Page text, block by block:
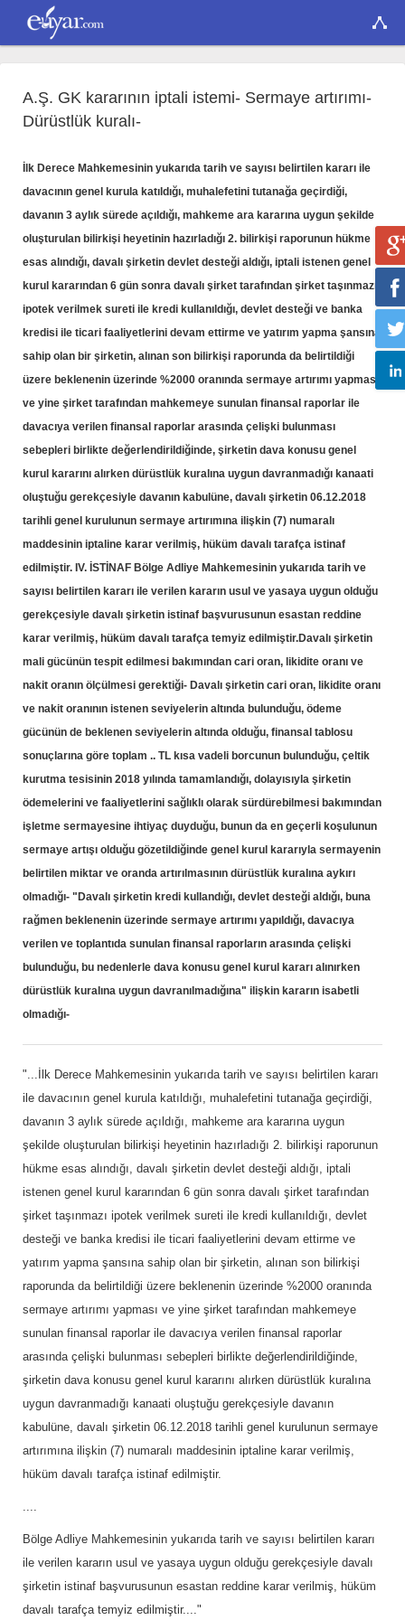
A.Ş. GK kararının iptali istemi- Sermaye artırımı-
Dürüstlük kuralı-
İlk Derece Mahkemesinin yukarıda tarih ve sayısı belirtilen kararı ile
davacının genel kurula katıldığı, muhalefetini tutanağa geçirdiği,
davanın 3 aylık sürede açıldığı, mahkeme ara kararına uygun şekilde
oluşturulan bilirkişi heyetinin hazırladığı 2. bilirkişi raporunun hükme
esas alındığı, davalı şirketin devlet desteği aldığı, iptali istenen genel
kurul kararından 6 gün sonra davalı şirket tarafından şirket taşınmazı
ipotek verilmek sureti ile kredi kullanıldığı, devlet desteği ve banka
kredisi ile ticari faaliyetlerini devam ettirme ve yatırım yapma şansına
sahip olan bir şirketin, alınan son bilirkişi raporunda da belirtildiği
üzere beklenenin üzerinde %2000 oranında sermaye artırımı yapması
ve yine şirket tarafından mahkemeye sunulan finansal raporlar ile
davacıya verilen finansal raporlar arasında çelişki bulunması
sebepleri birlikte değerlendirildiğinde, şirketin dava konusu genel
kurul kararını alırken dürüstlük kuralına uygun davranmadığı kanaati
oluştuğu gerekçesiyle davanın kabulüne, davalı şirketin 06.12.2018
tarihli genel kurulunun sermaye artırımına ilişkin (7) numaralı
maddesinin iptaline karar verilmiş, hüküm davalı tarafça istinaf
edilmiştir. IV. İSTİNAF Bölge Adliye Mahkemesinin yukarıda tarih ve
sayısı belirtilen kararı ile verilen kararın usul ve yasaya uygun olduğu
gerekçesiyle davalı şirketin istinaf başvurusunun esastan reddine
karar verilmiş, hüküm davalı tarafça temyiz edilmiştir.Davalı şirketin
mali gücünün tespit edilmesi bakımından cari oran, likidite oranı ve
nakit oranın ölçülmesi gerektiği- Davalı şirketin cari oran, likidite oranı
ve nakit oranının istenen seviyelerin altında bulunduğu, ödeme
gücünün de beklenen seviyelerin altında olduğu, finansal tablosu
sonuçlarına göre toplam .. TL kısa vadeli borcunun bulunduğu, çeltik
kurutma tesisinin 2018 yılında tamamlandığı, dolayısıyla şirketin
ödemelerini ve faaliyetlerini sağlıklı olarak sürdürebilmesi bakımından
işletme sermayesine ihtiyaç duyduğu, bunun da en geçerli koşulunun
sermaye artışı olduğu gözetildiğinde genel kurul kararıyla sermayenin
belirtilen miktar ve oranda artırılmasının dürüstlük kuralına aykırı
olmadığı- "Davalı şirketin kredi kullandığı, devlet desteği aldığı, buna
rağmen beklenenin üzerinde sermaye artırımı yapıldığı, davacıya
verilen ve toplantıda sunulan finansal raporların arasında çelişki
bulunduğu, bu nedenlerle dava konusu genel kurul kararı alınırken
dürüstlük kuralına uygun davranılmadığına" ilişkin kararın isabetli
olmadığı-
"...İlk Derece Mahkemesinin yukarıda tarih ve sayısı belirtilen kararı
ile davacının genel kurula katıldığı, muhalefetini tutanağa geçirdiği,
davanın 3 aylık sürede açıldığı, mahkeme ara kararına uygun
şekilde oluşturulan bilirkişi heyetinin hazırladığı 2. bilirkişi raporunun
hükme esas alındığı, davalı şirketin devlet desteği aldığı, iptali
istenen genel kurul kararından 6 gün sonra davalı şirket tarafından
şirket taşınmazı ipotek verilmek sureti ile kredi kullanıldığı, devlet
desteği ve banka kredisi ile ticari faaliyetlerini devam ettirme ve
yatırım yapma şansına sahip olan bir şirketin, alınan son bilirkişi
raporunda da belirtildiği üzere beklenenin üzerinde %2000 oranında
sermaye artırımı yapması ve yine şirket tarafından mahkemeye
sunulan finansal raporlar ile davacıya verilen finansal raporlar
arasında çelişki bulunması sebepleri birlikte değerlendirildiğinde,
şirketin dava konusu genel kurul kararını alırken dürüstlük kuralına
uygun davranmadığı kanaati oluştuğu gerekçesiyle davanın
kabulüne, davalı şirketin 06.12.2018 tarihli genel kurulunun sermaye
artırımına ilişkin (7) numaralı maddesinin iptaline karar verilmiş,
hüküm davalı tarafça istinaf edilmiştir.
....
Bölge Adliye Mahkemesinin yukarıda tarih ve sayısı belirtilen kararı
ile verilen kararın usul ve yasaya uygun olduğu gerekçesiyle davalı
şirketin istinaf başvurusunun esastan reddine karar verilmiş, hüküm
davalı tarafça temyiz edilmiştir...."